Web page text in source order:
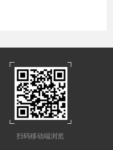
扫码移动端浏览